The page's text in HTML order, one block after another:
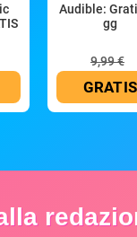
Audible:
gg
9,99 €
GRATIS